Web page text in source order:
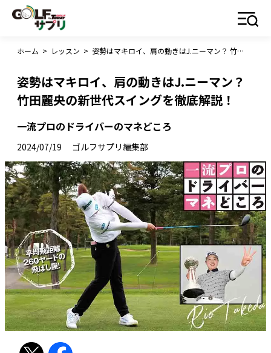
ホーム > レッスン > 姿勢はマキロイ、肩の動きはJ.ニーマン？ 竹田麗央の新世代スイングを徹底解説！
姿勢はマキロイ、肩の動きはJ.ニーマン？
竹田麗央の新世代スイングを徹底解説！
一流プロのドライバーのマネどころ
2024/07/19 ゴルフサプリ編集部